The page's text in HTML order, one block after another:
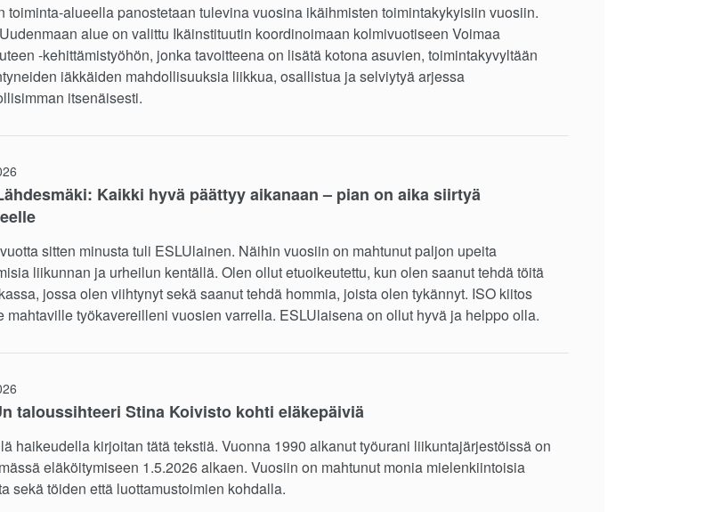
toiminta-alueella panostetaan tulevina vuosina ikäihmisten toimintakykyisiin vuosiin.
alue on valittu Ikäinstituutin koordinoimaan kolmivuotiseen Voimaa
-kehittämistyöhön, jonka tavoitteena on lisätä kotona asuvien, toimintakyvyltään
iäkkäiden mahdollisuuksia liikkua, osallistua ja selviytyä arjessa
itsenäisesti.
Kaikki hyvä päättyy aikanaan – pian on aika siirtyä
sitten minusta tuli ESLUlainen. Näihin vuosiin on mahtunut paljon upeita
liikunnan ja urheilun kentällä. Olen ollut etuoikeutettu, kun olen saanut tehdä töitä
jossa olen viihtynyt sekä saanut tehdä hommia, joista olen tykännyt. ISO kiitos
mahtaville työkavereilleni vuosien varrella. ESLUlaisena on ollut hyvä ja helppo olla.
taloussihteeri Stina Koivisto kohti eläkepäiviä
haikeudella kirjoitan tätä tekstiä. Vuonna 1990 alkanut työurani liikuntajärjestöissä on
eläköitymiseen 1.5.2026 alkaen. Vuosiin on mahtunut monia mielenkiintoisia
sekä töiden että luottamustoimien kohdalla.